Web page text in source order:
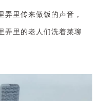
弄里传来做饭的声音，
弄里的老人们洗着菜聊